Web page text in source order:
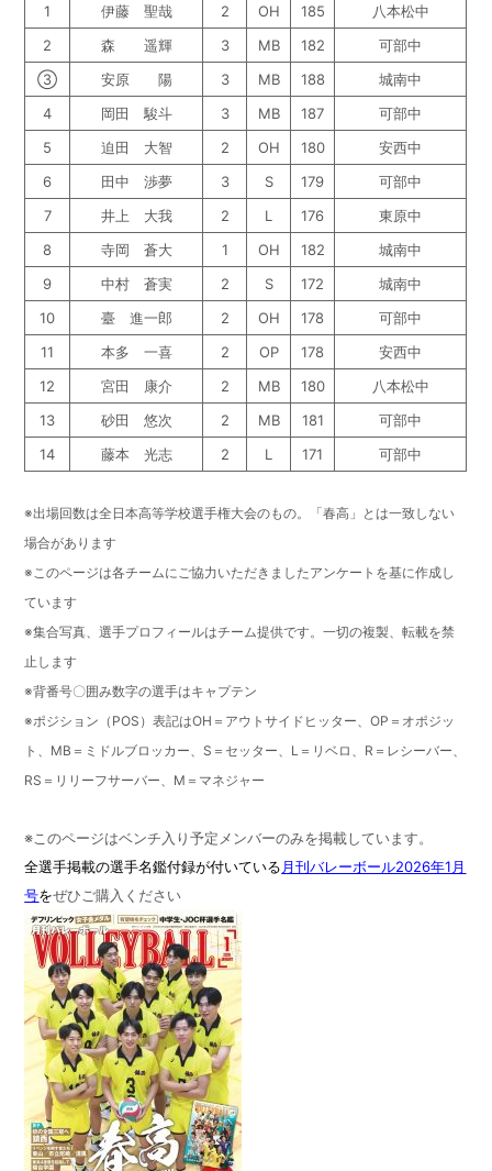
1 伊藤 聖哉 2 OH 185
八本松中
2
森 遥輝 3 MB 182
可部中
③
安原 陽 3 MB 188
城南中
4
岡田 駿斗 3 MB 187
可部中
5
迫田 大智 2 OH 180
安西中
6
田中 渉夢 3 S 179
可部中
7
井上 大我 2 L 176
東原中
8
寺岡 蒼大 1 OH 182
城南中
9
中村 蒼実 2 S 172
城南中
10
臺 進一郎 2 OH 178
可部中
11
本多 一喜 2 OP 178
安西中
12
宮田 康介 2 MB 180
八本松中
13
砂田 悠次 2 MB 181
可部中
14
藤本 光志 2 L 171 可部中
※出場回数は全日本高等学校選手権大会のもの。「春高」とは一致しない
場合があります
※このページは各チームにご協力いただきましたアンケートを基に作成し
ています
※集合写真、選手プロフィールはチーム提供です。一切の複製、転載を禁
止します
※背番号〇囲み数字の選手はキャプテン
※ポジション（POS）表記はOH＝アウトサイドヒッター、OP＝オポジッ
ト、MB＝ミドルブロッカー、S＝セッター、L＝リベロ、R＝レシーバー、
RS＝リリーフサーバー、M＝マネジャー
※このページはベンチ入り予定メンバーのみを掲載しています。
全選手掲載の選手名鑑付録が付いている 月刊バレーボール2026年1月
号をぜひご購入ください